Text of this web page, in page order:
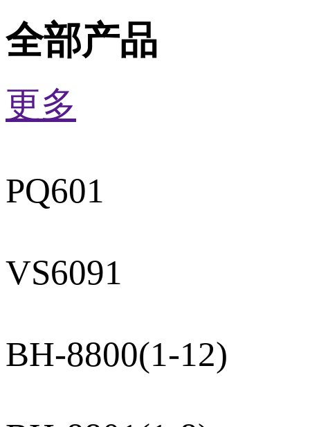
全部产品
更多
PQ601
VS6091
BH-8800(1-12)